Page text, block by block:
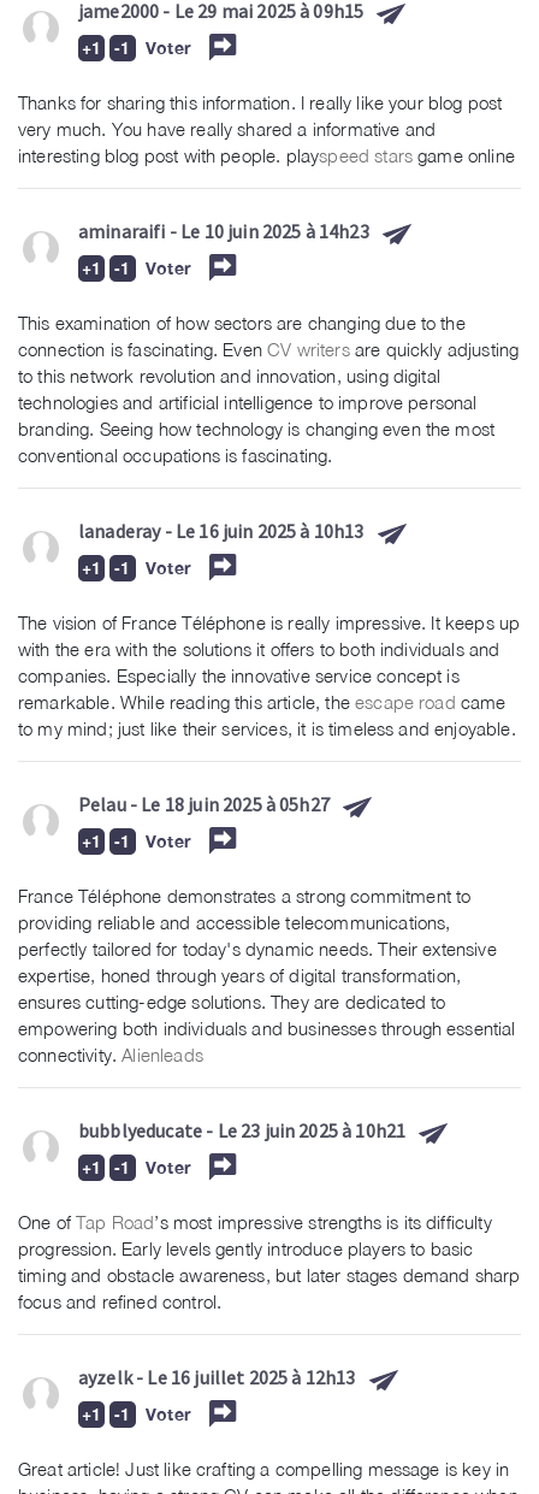
jame2000 - Le 29 mai 2025 à 09h15
Voter
Thanks for sharing this information. I really like your blog post
very much. You have really shared a informative and
interesting blog post with people. playspeed stars game online
aminaraifi - Le 10 juin 2025 à 14h23
Voter
This examination of how sectors are changing due to the
connection is fascinating. EvenCV writersare quickly adjusting
to this network revolution and innovation, using digital
technologies and artificial intelligence to improve personal
branding. Seeing how technology is changing even the most
conventional occupations is fascinating.
lanaderay- Le 16 juin 2025 à 10h13
Voter
The vision of France Téléphone is really impressive. It keeps up
with the era with the solutions it offers to both individuals and
companies. Especially the innovative service concept is
remarkable. While reading this article, theescape road came
to my mind; just like their services, it is timeless and enjoyable.
Pelau- Le 18 juin 2025 à 05h27
Voter
France Téléphone demonstrates a strong commitment to
providing reliable and accessible telecommunications,
perfectly tailored for today's dynamic needs. Their extensive
expertise, honed through years of digital transformation,
ensures cutting-edge solutions. They are dedicated to
empowering both individuals and businesses through essential
connectivity.Alienleads
bubblyeducate - Le 23 juin 2025 à 10h21
Voter
One ofTap Road’s most impressive strengths is its difficulty
progression. Early levels gently introduce players to basic
timing and obstacle awareness, but later stages demand sharp
focus and refined control.
ayzelk- Le 16 juillet 2025 à 12h13
Voter
Great article! Just like crafting a compelling message is key in